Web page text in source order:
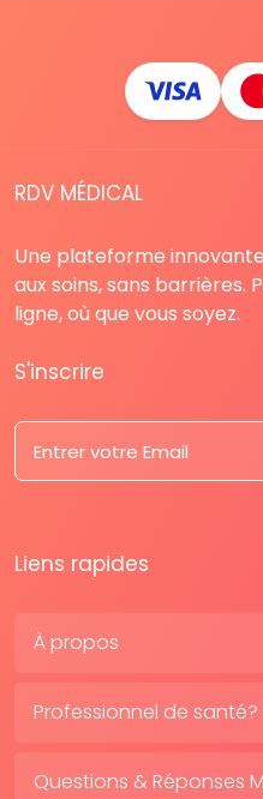
RDV MÉDICAL
Une plateforme
aux soins, sans barrières.
ligne, où que vous soyez.
S'inscrire
Liens rapides
À propos
Professionnel de santé?
Questions & Réponses